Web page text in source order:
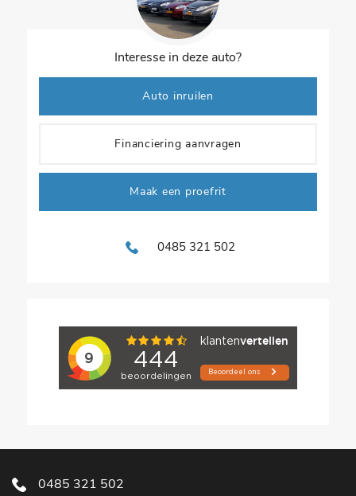
Interesse in deze auto?
Auto inruilen
Financiering aanvragen
Maak een proefrit
0485 321 502
0485 321 502